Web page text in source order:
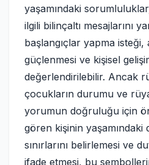
yaşamındaki
ilgili bilinçaltı mesajlarını
başlangıçlar yapma isteği,
güçlenmesi ve kişisel
değerlendirilebilir. Ancak
çocukların durumu ve
yorumun doğruluğu için
gören kişinin yaşamındaki
sınırlarını belirlemesi ve
ifade etmesi, bu